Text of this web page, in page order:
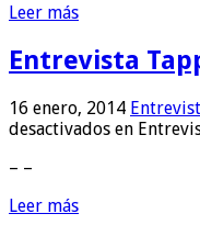
Leer más
Entrevista
16 enero, 2014
desactivados en
– –
Leer más